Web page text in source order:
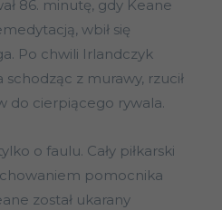
86. minutę, gdy Keane
wbił się
Po chwili Irlandczyk
schodząc z murawy, rzucił
do cierpiącego rywala.
o faulu. Cały piłkarski
pomocnika
został ukarany